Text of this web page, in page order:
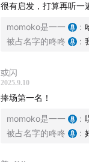
很有启发，打算再听一
momoko是一一 :
被占名字的咚咚
:
或闪
2025.9.10
捧场第一名！
momoko是一一 :
被占名字的咚咚
: